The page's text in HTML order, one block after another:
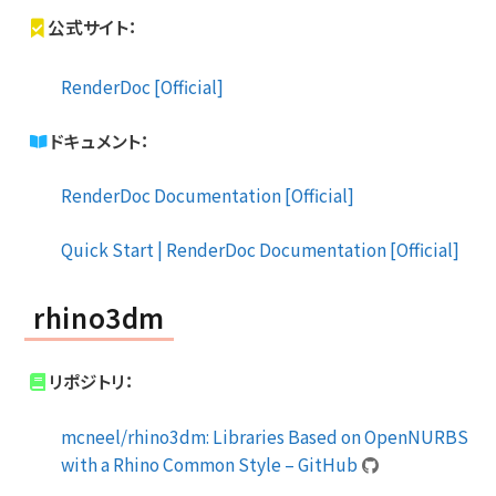
公式サイト：
RenderDoc [Official]
ドキュメント：
RenderDoc Documentation [Official]
Quick Start | RenderDoc Documentation [Official]
rhino3dm
リポジトリ：
mcneel/rhino3dm: Libraries Based on OpenNURBS
with a Rhino Common Style – GitHub